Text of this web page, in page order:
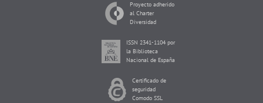
Proyecto adherido
al Charter
Diversidad
ISSN 2341-1104 por
la Biblioteca
Nacional de España
Certificado de
seguridad
Comodo SSL